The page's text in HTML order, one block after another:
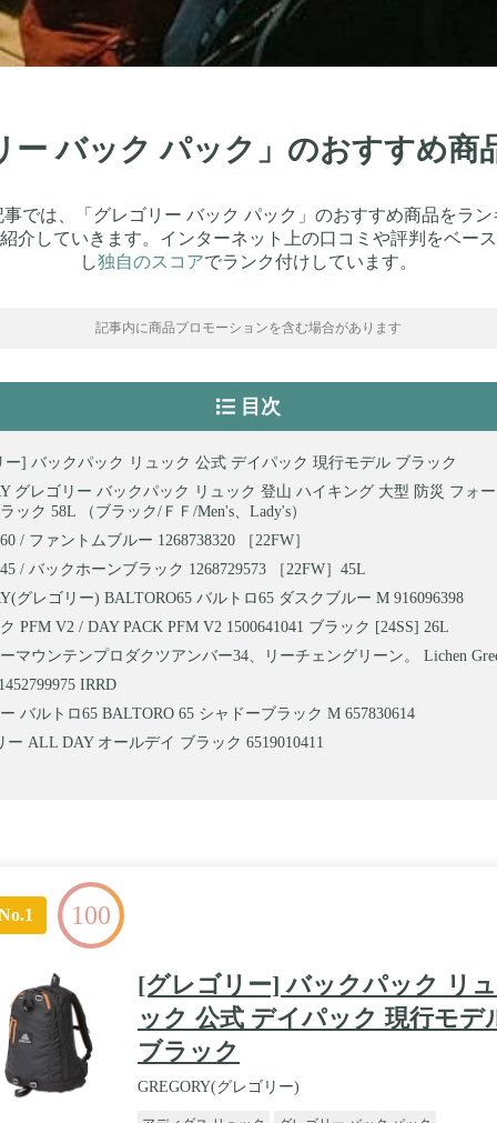
ー バック パック」のおすすめ
事では、「グレゴリー バック パック」のおすすめ商品をラン
介していきます。インターネット上の口コミや評判をベー
し独自のスコアでランク付けしています。
記事内に商品プロモーションを含む場合があります
目次
ー] バックパック リュック 公式 デイパック 現行モデル ブラック
グレゴリー バックパック リュック 登山 ハイキング 大型 防災 フォ
ック 58L （ブラック/ＦＦ/Men's、Lady's）
/ ファントムブルー 1268738320 ［22FW］
/ バックホーンブラック 1268729573 ［22FW］45L
グレゴリー) BALTORO65 バルトロ65 ダスクブルー M 916096398
PFM V2 / DAY PACK PFM V2 1500641041 ブラック [24SS] 26L
マウンテンプロダクツアンバー34、リーチェングリーン。 Lichen
IRRD
バルトロ65 BALTORO 65 シャドーブラック M 657830614
ー ALL DAY オールデイ ブラック 6519010411
100
[グレゴリー] バックパック リュ
ック 公式 デイパック 現行モデ
ブラック
GREGORY(グレゴリー)